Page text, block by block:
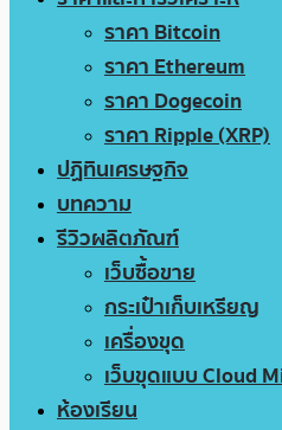
ราคา Bitcoin
ราคา Ethereum
ราคา Dogecoin
ราคา Ripple (XRP)
ปฏิทินเศรษฐกิจ
บทความ
รีวิวผลิตภัณฑ์
เว็บซื้อขาย
กระเป๋าเก็บเหรียญ
เครื่องขุด
เว็บขุดแบบ Cloud
ห้องเรียน